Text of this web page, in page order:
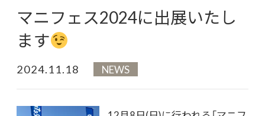
マニフェス2024に出展いたし
ます
2024.11.18 NEWS